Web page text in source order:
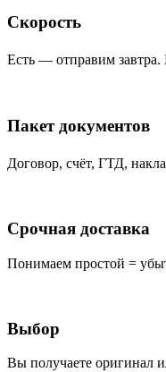
Скорость
Есть — отправим
Пакет документов
Договор, счёт, ГТД,
Срочная доставка
Понимаем простой =
Выбор
Вы получаете оригинал